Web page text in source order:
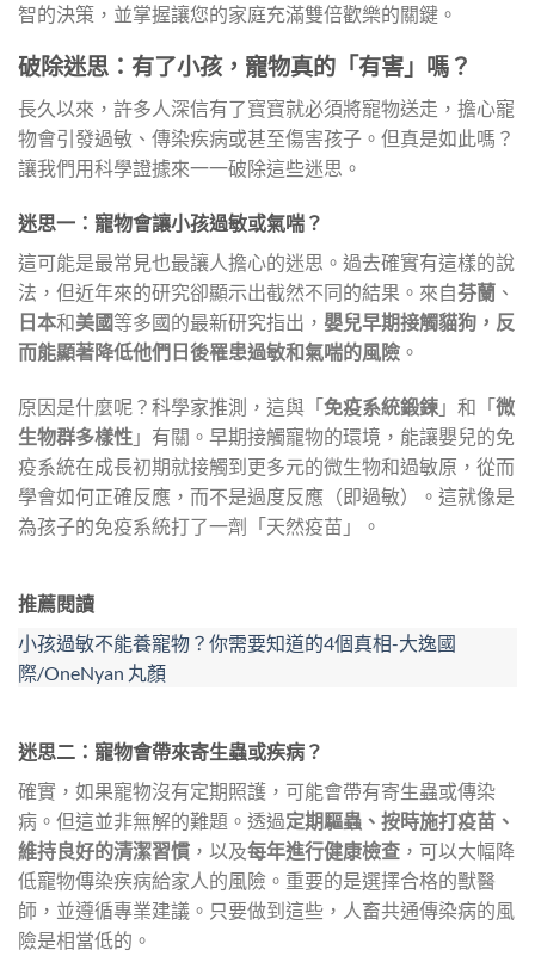
智的決策，並掌握讓您的家庭充滿雙倍歡樂的關鍵。
破除迷思：有了小孩，寵物真的「有害」嗎？
長久以來，許多人深信有了寶寶就必須將寵物送走，擔心寵
物會引發過敏、傳染疾病或甚至傷害孩子。但真是如此嗎？
讓我們用科學證據來一一破除這些迷思。
迷思一：寵物會讓小孩過敏或氣喘？
這可能是最常見也最讓人擔心的迷思。過去確實有這樣的說
法，但近年來的研究卻顯示出截然不同的結果。來自芬蘭 、
日本和美國等多國的最新研究指出， 嬰兒早期接觸貓狗，反
而能顯著降低他們日後罹患過敏和氣喘的風險 。
原因是什麼呢？科學家推測，這與「免疫系統鍛鍊 」和「微
生物群多樣性 」有關。早期接觸寵物的環境，能讓嬰兒的免
疫系統在成長初期就接觸到更多元的微生物和過敏原，從而
學會如何正確反應，而不是過度反應（即過敏）。這就像是
為孩子的免疫系統打了一劑「天然疫苗」。
推薦閱讀
小孩過敏不能養寵物？你需要知道的4個真相-大逸國
際/OneNyan 丸顏
迷思二：寵物會帶來寄生蟲或疾病？
確實，如果寵物沒有定期照護，可能會帶有寄生蟲或傳染
病。但這並非無解的難題。透過定期驅蟲、按時施打疫苗、
維持良好的清潔習慣 ，以及每年進行健康檢查 ，可以大幅降
低寵物傳染疾病給家人的風險。重要的是選擇合格的獸醫
師，並遵循專業建議。只要做到這些，人畜共通傳染病的風
險是相當低的。